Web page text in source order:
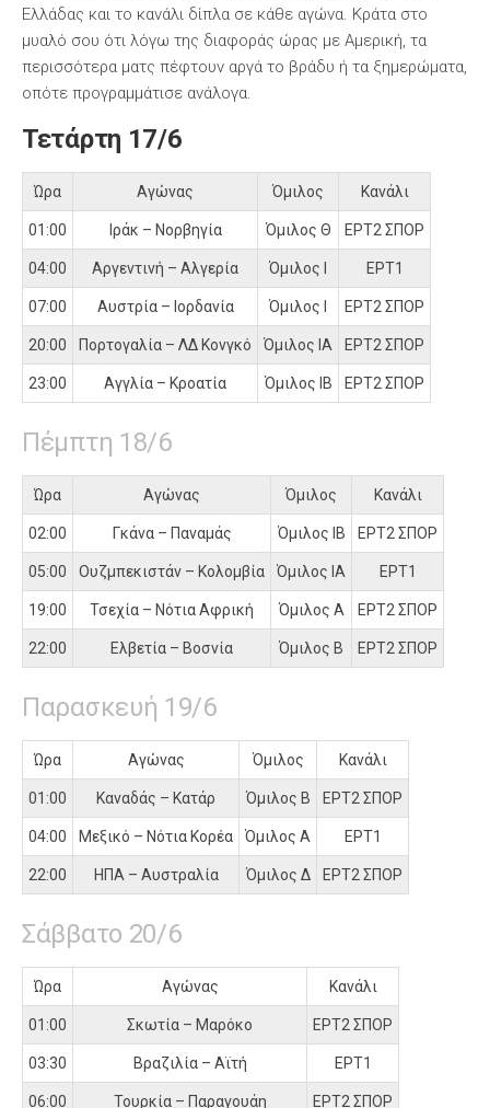
Ελλάδας και το κανάλι δίπλα σε κάθε αγώνα. Κράτα στο
μυαλό σου ότι λόγω της διαφοράς ώρας με Αμερική, τα
περισσότερα ματς πέφτουν αργά το βράδυ ή τα ξημερώματα,
οπότε προγραμμάτισε ανάλογα.
Τετάρτη 17/6
Ώρα Αγώνας Όμιλος Κανάλι
01:00 Ιράκ – Νορβηγία Όμιλος Θ ΕΡΤ2 ΣΠΟΡ
04:00 Αργεντινή – Αλγερία Όμιλος Ι ΕΡΤ1
07:00 Αυστρία – Ιορδανία Όμιλος Ι ΕΡΤ2 ΣΠΟΡ
20:00 Πορτογαλία – ΛΔ Κονγκό Όμιλος ΙΑ ΕΡΤ2 ΣΠΟΡ
23:00 Αγγλία – Κροατία Όμιλος ΙΒ ΕΡΤ2 ΣΠΟΡ
Πέμπτη 18/6
Ώρα Αγώνας Όμιλος Κανάλι
02:00 Γκάνα – Παναμάς Όμιλος ΙΒ ΕΡΤ2 ΣΠΟΡ
05:00 Ουζμπεκιστάν – Κολομβία Όμιλος ΙΑ ΕΡΤ1
19:00 Τσεχία – Νότια Αφρική Όμιλος Α ΕΡΤ2 ΣΠΟΡ
22:00 Ελβετία – Βοσνία Όμιλος Β ΕΡΤ2 ΣΠΟΡ
Παρασκευή 19/6
Ώρα Αγώνας Όμιλος Κανάλι
01:00 Καναδάς – Κατάρ Όμιλος Β ΕΡΤ2 ΣΠΟΡ
04:00 Μεξικό – Νότια Κορέα Όμιλος Α ΕΡΤ1
22:00 ΗΠΑ – Αυστραλία Όμιλος Δ ΕΡΤ2 ΣΠΟΡ
Σάββατο 20/6
Ώρα Αγώνας Κανάλι
01:00 Σκωτία – Μαρόκο ΕΡΤ2 ΣΠΟΡ
03:30 Βραζιλία – Αϊτή ΕΡΤ1
06:00 Τουρκία – Παραγουάη ΕΡΤ2 ΣΠΟΡ